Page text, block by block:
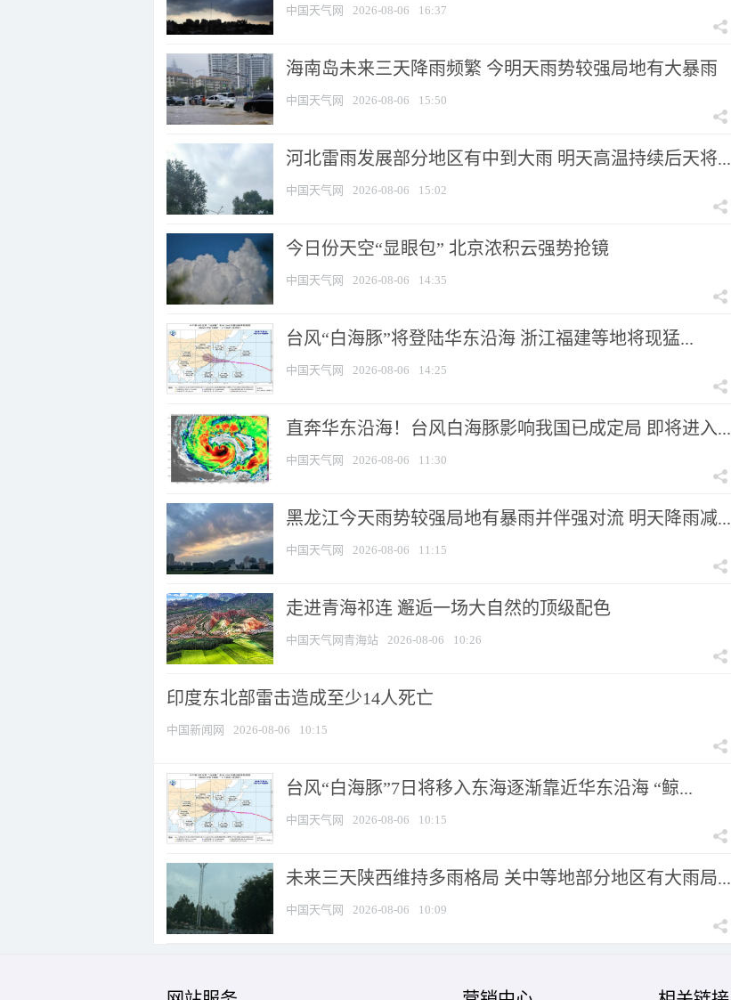
中国天气网 2026-08-06 16:37
海南岛未来三天降雨频繁 今明天雨势较强局地有大暴雨
中国天气网 2026-08-06 15:50
河北雷雨发展部分地区有中到大雨 明天高温持续后天将...
中国天气网 2026-08-06 15:02
今日份天空“显眼包” 北京浓积云强势抢镜
中国天气网 2026-08-06 14:35
台风“白海豚”将登陆华东沿海 浙江福建等地将现猛...
中国天气网 2026-08-06 14:25
直奔华东沿海！台风白海豚影响我国已成定局 即将进入...
中国天气网 2026-08-06 11:30
黑龙江今天雨势较强局地有暴雨并伴强对流 明天降雨减...
中国天气网 2026-08-06 11:15
走进青海祁连 邂逅一场大自然的顶级配色
中国天气网青海站 2026-08-06 10:26
印度东北部雷击造成至少14人死亡
中国新闻网 2026-08-06 10:15
台风“白海豚”7日将移入东海逐渐靠近华东沿海 “鲸...
中国天气网 2026-08-06 10:15
未来三天陕西维持多雨格局 关中等地部分地区有大雨局...
中国天气网 2026-08-06 10:09